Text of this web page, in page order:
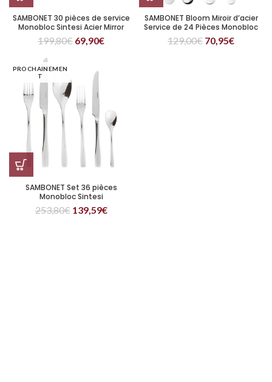
SAMBONET 30 pièces de service
Monobloc Sintesi Acier Mirror
199,80€ 69,90€
SAMBONET Bloom Miroir d’acier
Service de 24 Pièces Monobloc
129,00€ 70,95€
PROCHAINEMEN
T
SAMBONET Set 36 pièces
Monobloc Sintesi
253,80€ 139,59€